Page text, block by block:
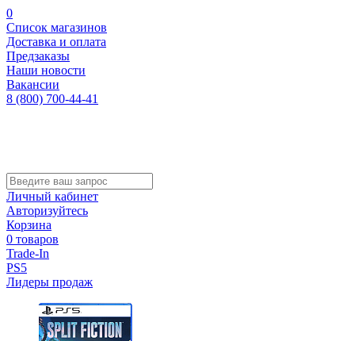
0
Список магазинов
Доставка и оплата
Предзаказы
Наши новости
Вакансии
8 (800) 700-44-41
Личный кабинет
Авторизуйтесь
Корзина
0 товаров
Trade-In
PS5
Лидеры продаж